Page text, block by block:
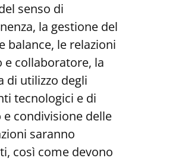
senso di
la gestione del
balance, le relazioni
e collaboratore, la
di utilizzo degli
tecnologici e di
e condivisione delle
saranno
così come devono